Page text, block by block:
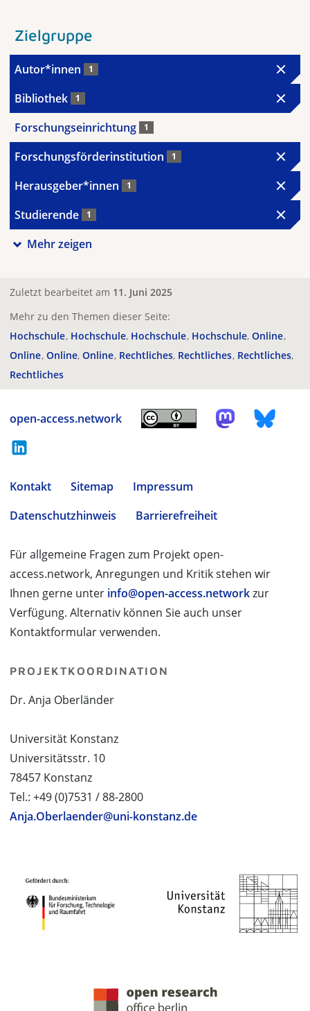
Zielgruppe
Autor*innen 1
Bibliothek 1
Forschungseinrichtung 1
Forschungsförderinstitution 1
Herausgeber*innen 1
Studierende 1
Mehr zeigen
Zuletzt bearbeitet am 11. Juni 2025
Mehr zu den Themen dieser Seite:
Hochschule Hochschule Hochschule Hochschule Online
Online Online Online Rechtliches Rechtliches Rechtliches
Rechtliches
open-access.network
Kontakt Sitemap
Impressum
Datenschutzhinweis
Barrierefreiheit
Für allgemeine Fragen zum Projekt open-
access.network, Anregungen und Kritik stehen wir
Ihnen gerne unter info@open-access.networkzur
Verfügung. Alternativ können Sie auch unser
Kontaktformular verwenden.
PROJEKTKOORDINATION
Dr. Anja Oberländer
Universität Konstanz
Universitätsstr. 10
78457 Konstanz
Tel.: +49 (0)7531 / 88-2800
Anja.Oberlaender@uni-konstanz.de